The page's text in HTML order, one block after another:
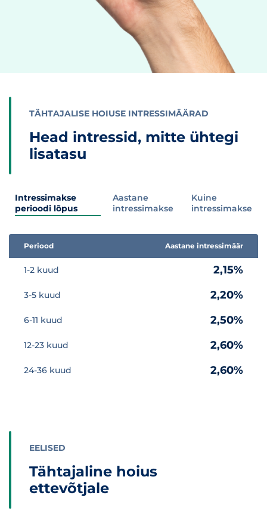
TÄHTAJALISE HOIUSE INTRESSIMÄÄRAD
Head intressid, mitte ühtegi
lisatasu
Intressimakse
perioodi lõpus
Aastane
intressimakse
Kuine
intressimakse
Periood Aastane intressimäär
1-2 kuud 2,15%
3-5 kuud 2,20%
6-11 kuud 2,50%
12-23 kuud 2,60%
24-36 kuud 2,60%
EELISED
Tähtajaline hoius
ettevõtjale